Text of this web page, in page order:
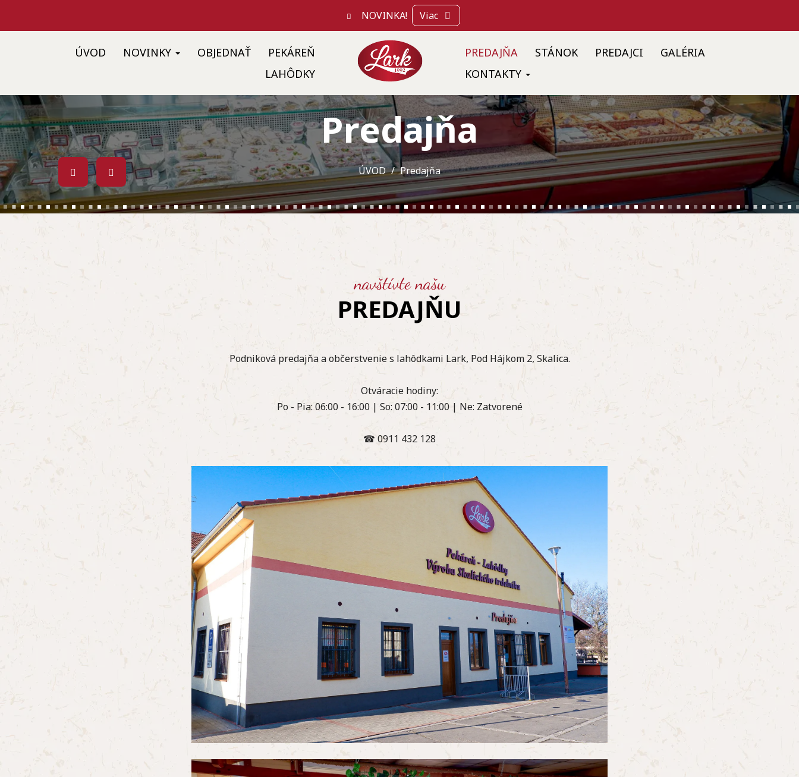
NOVINKA! Viac
ÚVOD NOVINKY OBJEDNAŤ
PEKÁREŇ
LAHÔDKY
PREDAJŇA STÁNOK PREDAJCI
GALÉRIA
KONTAKTY
Predajňa
ÚVOD Predajňa
navštívte našu
PREDAJŇU
Podniková predajňa a občerstvenie s lahôdkami Lark, Pod Hájkom 2, Skalica.
Otváracie hodiny:
Po - Pia: 06:00 - 16:00 | So: 07:00 - 11:00 | Ne: Zatvorené
☎ 0911 432 128